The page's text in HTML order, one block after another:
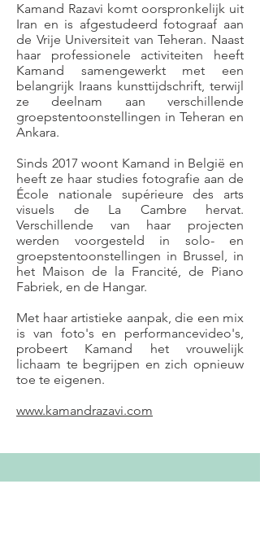
Kamand Razavi komt oorspronkelijk uit
Iran en is afgestudeerd fotograaf aan
de Vrije Universiteit van Teheran. Naast
haar professionele activiteiten heeft
Kamand samengewerkt met een
belangrijk Iraans kunsttijdschrift, terwijl
ze deelnam aan verschillende
groepstentoonstellingen in Teheran en
Ankara.
Sinds 2017 woont Kamand in België en
heeft ze haar studies fotografie aan de
École nationale supérieure des arts
visuels de La Cambre hervat.
Verschillende van haar projecten
werden voorgesteld in solo- en
groepstentoonstellingen in Brussel, in
het Maison de la Francité, de Piano
Fabriek, en de Hangar.
Met haar artistieke aanpak, die een mix
is van foto's en performancevideo's,
probeert Kamand het vrouwelijk
lichaam te begrijpen en zich opnieuw
toe te eigenen.
www.kamandrazavi.com